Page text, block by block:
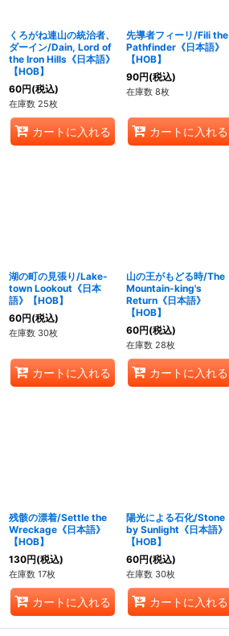
くろがね連山の統治者、
ダーイン/Dain, Lord of
the Iron Hills《日本語》
【HOB】
60円(税込)
在庫数 25枚
カートに入れる
先導者フィーリ/Fili the
Pathfinder《日本語》
【HOB】
90円(税込)
在庫数 8枚
カートに入れる
湖の町の見張り/Lake-
town Lookout《日本
語》【HOB】
60円(税込)
在庫数 30枚
カートに入れる
山の王がもどる時/The
Mountain-king's
Return《日本語》
【HOB】
60円(税込)
在庫数 28枚
カートに入れる
残骸の漂着/Settle the
Wreckage《日本語》
【HOB】
130円(税込)
在庫数 17枚
カートに入れる
陽光による石化/Stone
by Sunlight《日本語》
【HOB】
60円(税込)
在庫数 30枚
カートに入れる